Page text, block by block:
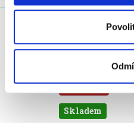
Vložka do
8,5x8,5x4
27 Kč
Koupit
Skladem